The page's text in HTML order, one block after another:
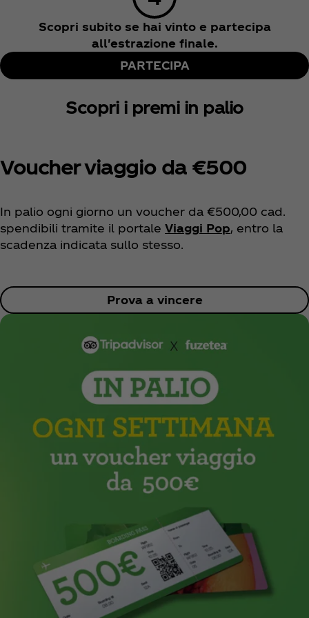
Scopri subito se hai vinto e partecipa
all'estrazione finale.
PARTECIPA
Scopri i premi in palio
Voucher viaggio da €500
In palio ogni giorno un voucher da €500,00 cad.
spendibili tramite il portale Viaggi Pop, entro la
scadenza indicata sullo stesso.
Prova a vincere